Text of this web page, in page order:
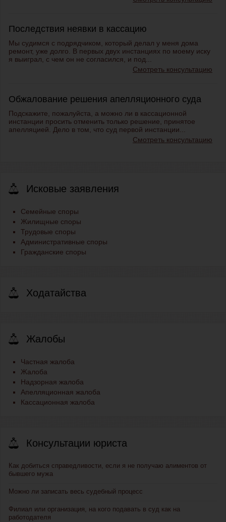
Последствия неявки в кассацию
Мы судимся с подрядчиком, который делал у меня дома
ремонт, уже долго. В первых двух инстанциях по моему иску
я выиграл, с чем он не согласился, и под...
Смотреть консультацию
Обжалование решения апелляционного суда
Подскажите, пожалуйста, а можно ли в кассационной
инстанции просить отменить только решение, принятое
апелляцией. Дело в том, что суд первой инстанции...
Смотреть консультацию
Исковые заявления
Семейные споры
Жилищные споры
Трудовые споры
Административные споры
Гражданские споры
Ходатайства
Жалобы
Частная жалоба
Жалоба
Надзорная жалоба
Апелляционная жалоба
Кассационная жалоба
Консультации юриста
Как добиться справедливости, если я не получаю алиментов от
бывшего мужа
Можно ли записать весь судебный процесс
Филиал или организация, на кого подавать в суд как на
работодателя